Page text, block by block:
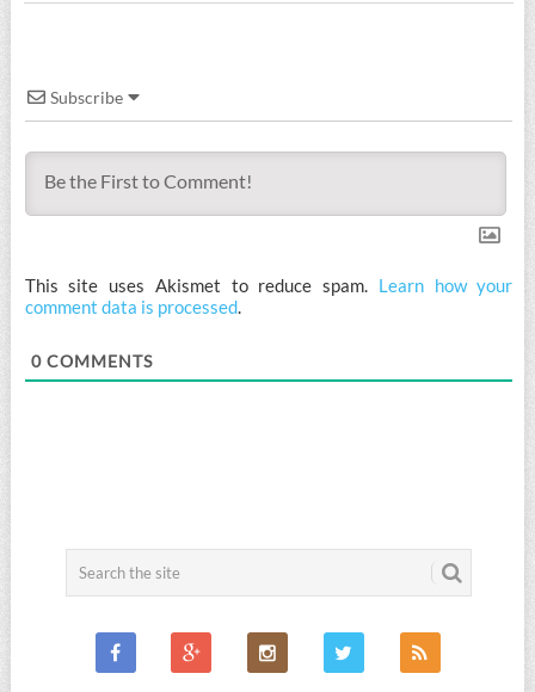
Subscribe
This site uses Akismet to reduce spam. Learn how your
comment data is processed.
0COMMENTS